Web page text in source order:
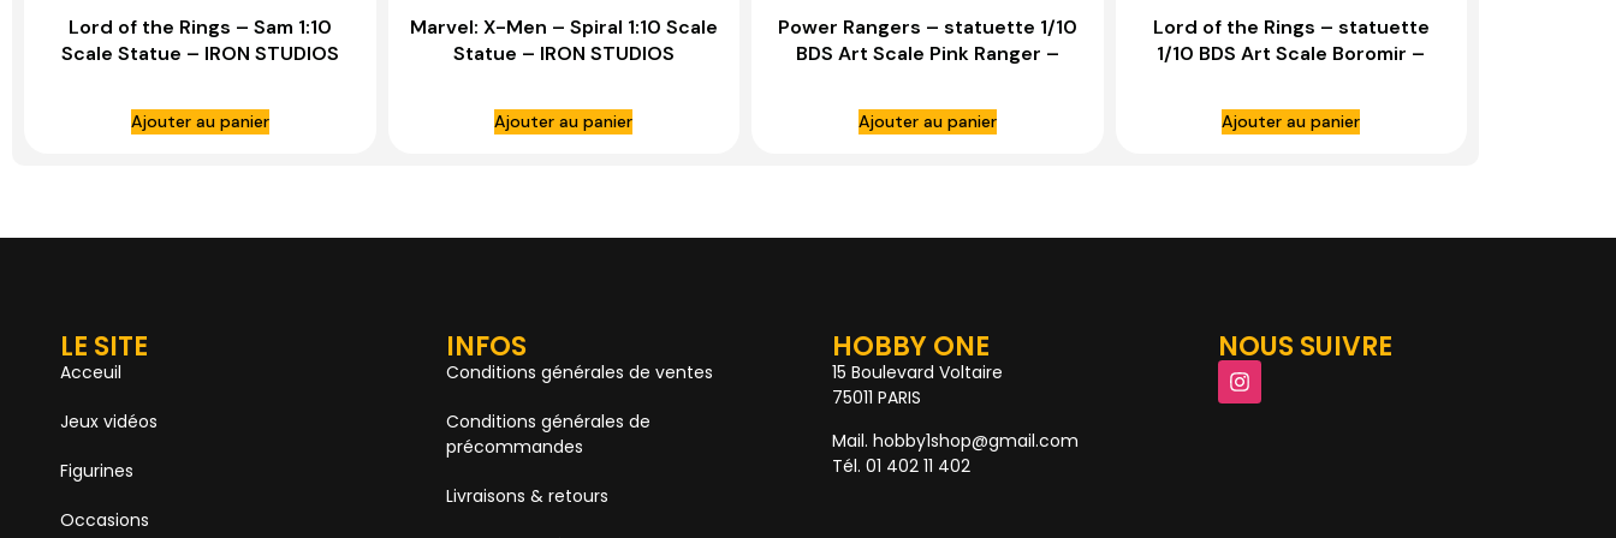
Lord of the Rings – Sam 1:10
Scale Statue – IRON STUDIOS
Ajouter au panier
Marvel: X-Men – Spiral 1:10 Scale
Statue – IRON STUDIOS
Ajouter au panier
Power Rangers – statuette 1/10
BDS Art Scale Pink Ranger –
Ajouter au panier
Lord of the Rings – statuette
1/10 BDS Art Scale Boromir –
Ajouter au panier
LE SITE
Acceuil
Jeux vidéos
Figurines
Occasions
INFOS
Conditions générales de ventes
Conditions générales de
précommandes
Livraisons & retours
HOBBY ONE
15 Boulevard Voltaire
75011 PARIS
Mail. hobby1shop@gmail.com
Tél. 01 402 11 402
NOUS SUIVRE